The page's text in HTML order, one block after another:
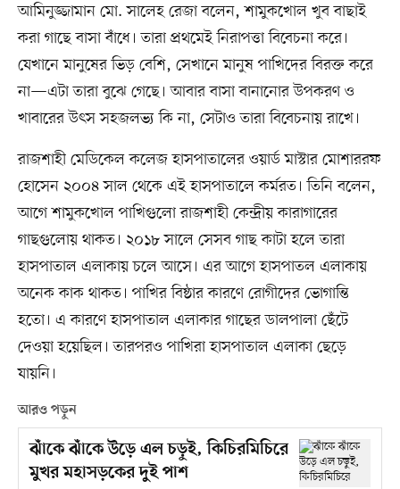
আমিনুজ্জামান মো. সালেহ রেজা বলেন, শামুকখোল খুব বাছাই
করা গাছে বাসা বাঁধে। তারা প্রথমেই নিরাপত্তা বিবেচনা করে।
যেখানে মানুষের ভিড় বেশি, সেখানে মানুষ পাখিদের বিরক্ত করে
না—এটা তারা বুঝে গেছে। আবার বাসা বানানোর উপকরণ ও
খাবারের উৎস সহজলভ্য কি না, সেটাও তারা বিবেচনায় রাখে।
রাজশাহী মেডিকেল কলেজ হাসপাতালের ওয়ার্ড মাস্টার মোশাররফ
হোসেন ২০০৪ সাল থেকে এই হাসপাতালে কর্মরত। তিনি বলেন,
আগে শামুকখোল পাখিগুলো রাজশাহী কেন্দ্রীয় কারাগারের
গাছগুলোয় থাকত। ২০১৮ সালে সেসব গাছ কাটা হলে তারা
হাসপাতাল এলাকায় চলে আসে। এর আগে হাসপাতল এলাকায়
অনেক কাক থাকত। পাখির বিষ্ঠার কারণে রোগীদের ভোগান্তি
হতো। এ কারণে হাসপাতাল এলাকার গাছের ডালপালা ছেঁটে
দেওয়া হয়েছিল। তারপরও পাখিরা হাসপাতাল এলাকা ছেড়ে
যায়নি।
আরও পড়ুন
ঝাঁকে ঝাঁকে উড়ে এল চড়ুই, কিচিরমিচিরে
মুখর মহাসড়কের দুই পাশ